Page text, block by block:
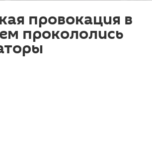
провокация в
прокололись